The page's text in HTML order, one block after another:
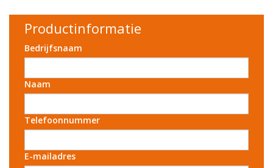
Productinformatie
Bedrijfsnaam
Naam
Telefoonnummer
E-mailadres